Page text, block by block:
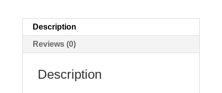
Description
Reviews (0)
Description